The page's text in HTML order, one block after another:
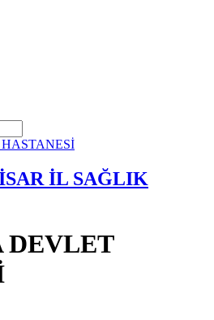
İL SAĞLIK
DEVLET